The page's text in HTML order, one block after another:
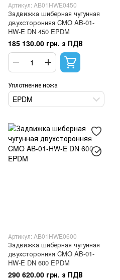
Артикул: AB01HWE0450
Задвижка шиберная чугунная
двухсторонняя CMO AB-01-
HW-E DN 450 EPDM
185 130.00 грн. з ПДВ
Уплотнение ножа
EPDM
Артикул: AB01HWE0600
Задвижка шиберная чугунная
двухсторонняя CMO AB-01-
HW-E DN 600 EPDM
290 620.00 грн. з ПДВ